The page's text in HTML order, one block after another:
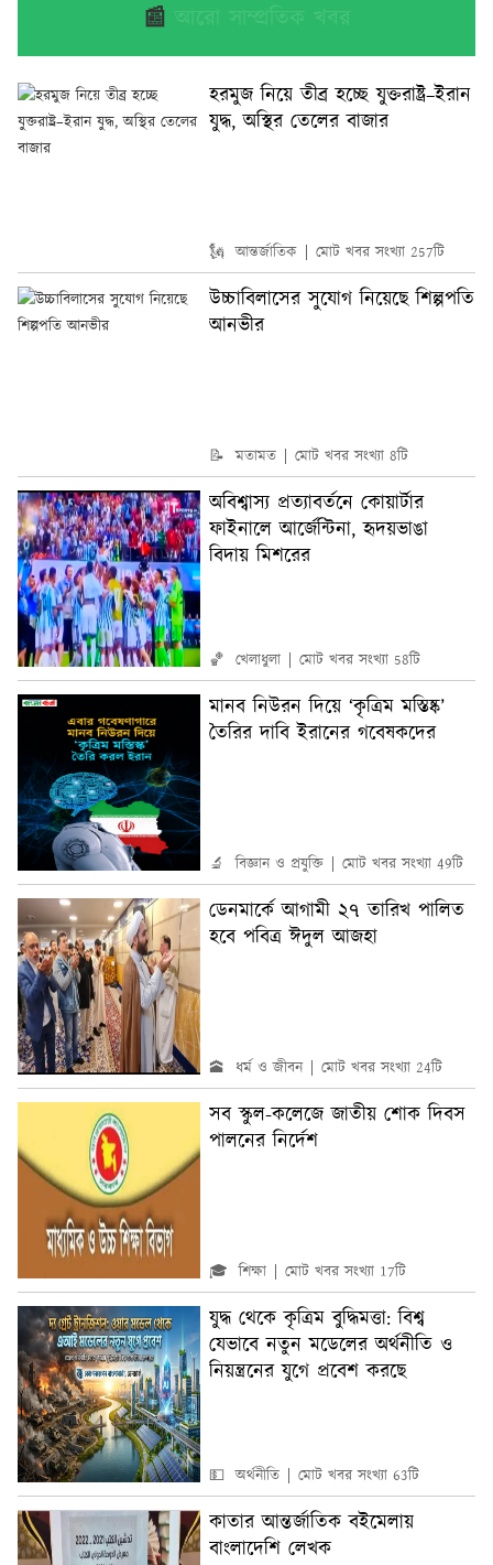
📰 আরো সাম্প্রতিক খবর
হরমুজ নিয়ে তীব্র হচ্ছে যুক্তরাষ্ট্র–ইরান
যুদ্ধ, অস্থির তেলের বাজার
🗽 আন্তর্জাতিক মোট খবর সংখ্যা 257টি
উচ্চাবিলাসের সুযোগ নিয়েছে শিল্পপতি
আনভীর
📝 মতামত মোট খবর সংখ্যা 8টি
অবিশ্বাস্য প্রত্যাবর্তনে কোয়ার্টার
ফাইনালে আর্জেন্টিনা, হৃদয়ভাঙা
বিদায় মিশরের
🏀 খেলাধুলা মোট খবর সংখ্যা 58টি
মানব নিউরন দিয়ে ‘কৃত্রিম মস্তিষ্ক’
তৈরির দাবি ইরানের গবেষকদের
🔬 বিজ্ঞান ও প্রযুক্তি মোট খবর সংখ্যা 49টি
ডেনমার্কে আগামী ২৭ তারিখ পালিত
হবে পবিত্র ঈদুল আজহা
🕋 ধর্ম ও জীবন মোট খবর সংখ্যা 24টি
সব স্কুল-কলেজে জাতীয় শোক দিবস
পালনের নির্দেশ
🎓 শিক্ষা মোট খবর সংখ্যা 17টি
যুদ্ধ থেকে কৃত্রিম বুদ্ধিমত্তা: বিশ্ব
যেভাবে নতুন মডেলের অর্থনীতি ও
নিয়ন্ত্রনের যুগে প্রবেশ করছে
💵 অর্থনীতি মোট খবর সংখ্যা 63টি
কাতার আন্তর্জাতিক বইমেলায়
বাংলাদেশি লেখক